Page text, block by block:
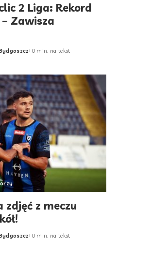
2 Liga: Rekord
– Zawisza
0 min. na tekst
z meczu
0 min. na tekst